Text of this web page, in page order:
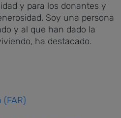
y para los donantes y
Soy una persona
y al que han dado la
ha destacado.